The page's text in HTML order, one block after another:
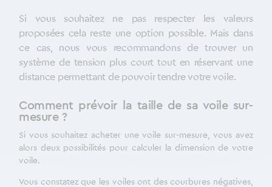
Si vous souhaitez ne pas respecter les valeurs
proposées cela reste une option possible. Mais dans
ce cas, nous vous recommandons de trouver un
système de tension plus court tout en réservant une
distance permettant de pouvoir tendre votre voile.
Comment prévoir la taille de sa voile sur-
mesure ?
Si vous souhaitez acheter une voile sur-mesure, vous avez
alors deux possibilités pour calculer la dimension de votre
voile.
Vous constatez que les voiles ont des courbures négatives,